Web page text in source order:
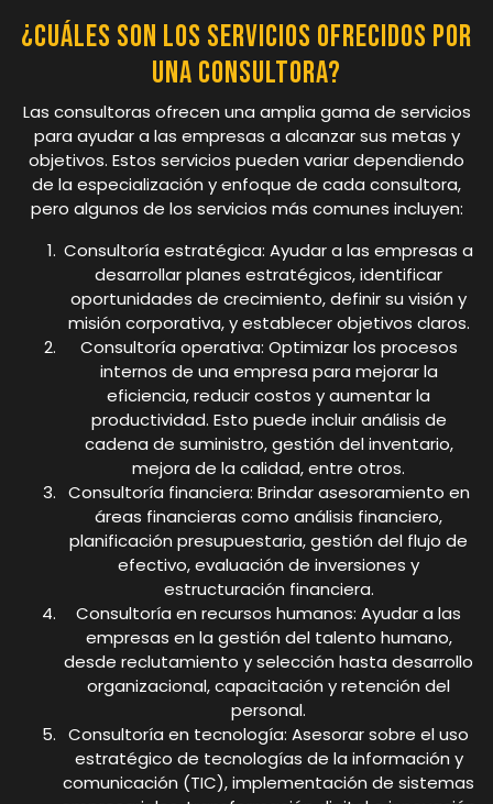
¿Cuáles son los servicios ofrecidos por
una consultora?
Las consultoras ofrecen una amplia gama de servicios
para ayudar a las empresas a alcanzar sus metas y
objetivos. Estos servicios pueden variar dependiendo
de la especialización y enfoque de cada consultora,
pero algunos de los servicios más comunes incluyen:
Consultoría estratégica: Ayudar a las empresas a
desarrollar planes estratégicos, identificar
oportunidades de crecimiento, definir su visión y
misión corporativa, y establecer objetivos claros.
Consultoría operativa: Optimizar los procesos
internos de una empresa para mejorar la
eficiencia, reducir costos y aumentar la
productividad. Esto puede incluir análisis de
cadena de suministro, gestión del inventario,
mejora de la calidad, entre otros.
Consultoría financiera: Brindar asesoramiento en
áreas financieras como análisis financiero,
planificación presupuestaria, gestión del flujo de
efectivo, evaluación de inversiones y
estructuración financiera.
Consultoría en recursos humanos: Ayudar a las
empresas en la gestión del talento humano,
desde reclutamiento y selección hasta desarrollo
organizacional, capacitación y retención del
personal.
Consultoría en tecnología: Asesorar sobre el uso
estratégico de tecnologías de la información y
comunicación (TIC), implementación de sistemas